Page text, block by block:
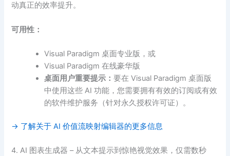
动真正的效率提升。
可用性：
Visual Paradigm 桌面专业版，或
Visual Paradigm 在线豪华版
桌面用户重要提示：要在 Visual Paradigm 桌面版
中使用这些 AI 功能，您需要拥有有效的订阅或有效
的软件维护服务（针对永久授权许可证）。
→ 了解关于 AI 价值流映射编辑器的更多信息
4. AI 图表生成器 – 从文本提示到惊艳视觉效果，仅需数秒